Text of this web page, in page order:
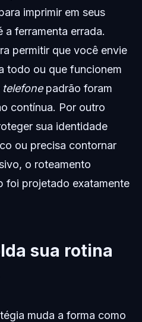
imprimir em seus
a ferramenta errada.
permitir que você envie
todo ou que funcionem
telefonepadrão foram
contínua. Por outro
sua identidade
ou precisa contornar
o roteamento
foi projetado exatamente
sua rotina
muda a forma como